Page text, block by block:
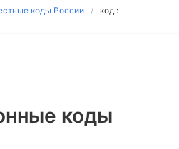
коды России код :
коды